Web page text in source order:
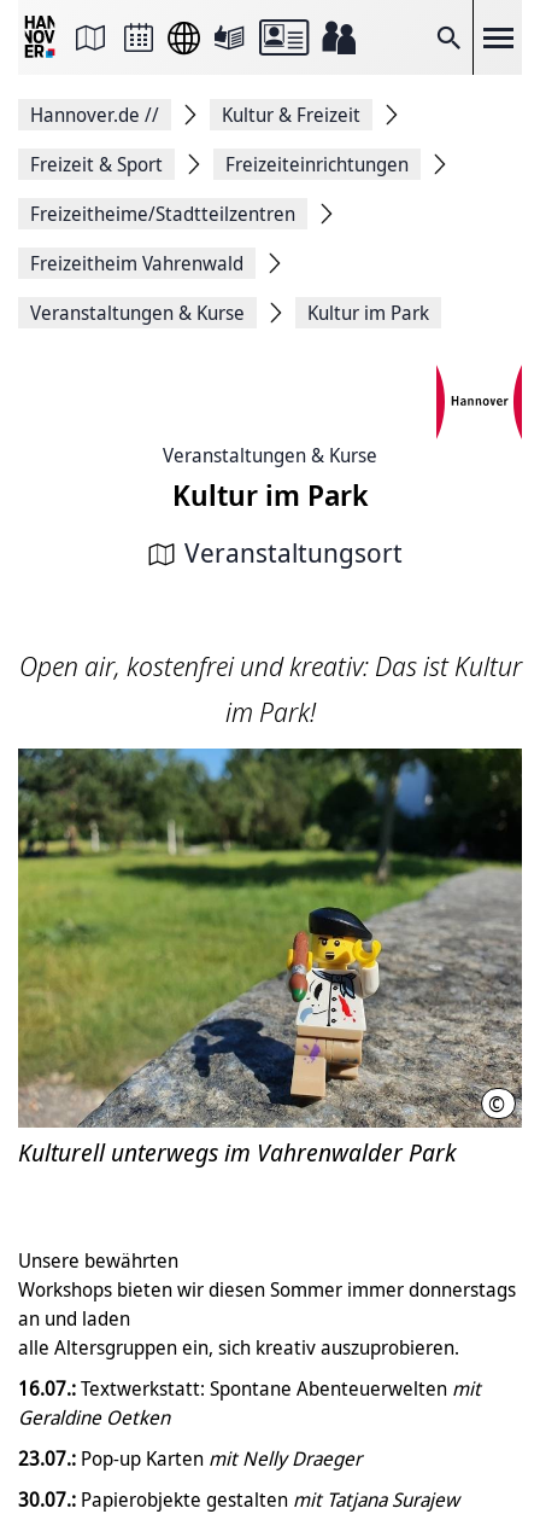
Suche
Seite
Facebook
teilen
Seitenlink
Seite
Hannover.de //
Kultur & Freizeit
Freizeit & Sport
Freizeiteinrichtungen
Freizeitheime/Stadtteilzentren
Freizeitheim Vahrenwald
Veranstaltungen & Kurse
Kultur im Park
Veranstaltungen & Kurse
Kultur im Park
Veranstaltungsort
Open air, kostenfrei und kreativ: Das ist Kultur
im Park!
© LHH
Kulturell unterwegs im Vahrenwalder Park
Unsere bewährten
Workshops bieten wir diesen Sommer immer donnerstags
an und laden
alle Altersgruppen ein, sich kreativ auszuprobieren.
16.07.:Textwerkstatt: Spontane Abenteuerwelten mit
Geraldine Oetken
23.07.: Pop-up Karten mit Nelly Draeger
30.07.: Papierobjekte gestalten mit Tatjana Surajew